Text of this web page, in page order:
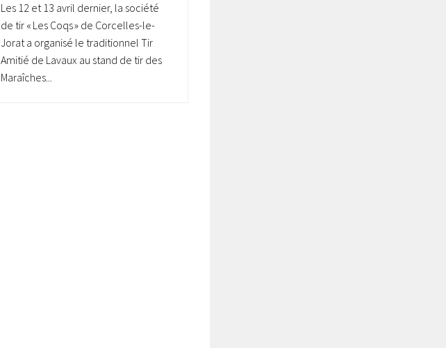
Les 12 et 13 avril dernier, la société
de tir « Les Coqs » de Corcelles-le-
Jorat a organisé le traditionnel Tir
Amitié de Lavaux au stand de tir des
Maraîches...